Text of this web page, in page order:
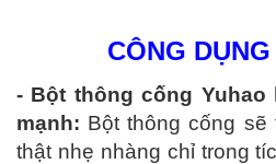
CÔNG
- Bột thông cống
mạnh: Bột thông cống sẽ
thật nhẹ nhàng chỉ trong